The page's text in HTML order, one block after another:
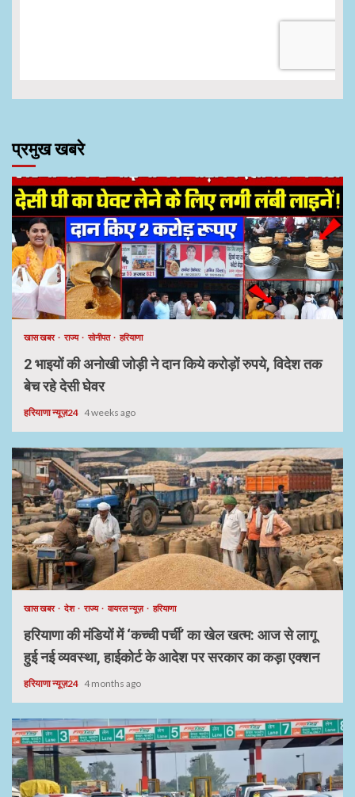
प्रमुख खबरे
खास खबर राज्य सोनीपत हरियाणा
2 भाइयों की अनोखी जोड़ी ने दान किये करोड़ों रुपये, विदेश तक
बेच रहे देसी घेवर
हरियाणा न्यूज़24 4 weeks ago
खास खबर देश राज्य वायरल न्यूज़ हरियाणा
हरियाणा की मंडियों में ‘कच्ची पर्ची’ का खेल खत्म: आज से लागू
हुई नई व्यवस्था, हाईकोर्ट के आदेश पर सरकार का कड़ा एक्शन
हरियाणा न्यूज़24 4 months ago